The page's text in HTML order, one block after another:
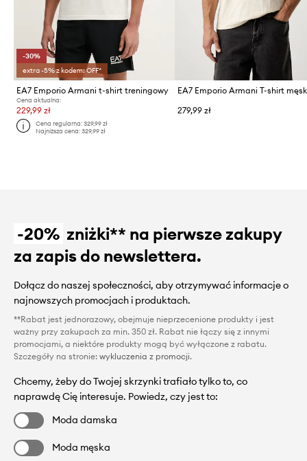
-30%
extra -5% z kodem: OFF*
EA7 Emporio Armani t-shirt treningowy
Cena aktualna:
229,99 zł
Cena regularna:329,99 zł
Najniższa cena:329,99 zł
279,99 zł
-20% zniżki** na pierwsze zakupy
za zapis do newslettera.
Dołącz do naszej społeczności, aby otrzymywać informacje o
najnowszych promocjach i produktach.
**Rabat jest jednorazowy, obejmuje nieprzecenione produkty i jest
ważny przy zakupach za min. 350 zł. Rabat nie łączy się z innymi
promocjami, a niektóre produkty mogą być wyłączone z rabatu.
Szczegóły na stronie: wykluczenia z promocji.
Chcemy, żeby do Twojej skrzynki trafiało tylko to, co
naprawdę Cię interesuje. Powiedz, czy jest to:
Moda damska
Moda męska